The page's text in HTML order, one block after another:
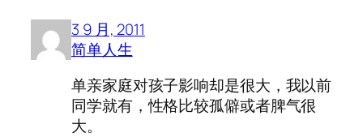
3 9 月, 2011
简单人生
单亲家庭对孩子影响却是很大，我以前
同学就有，性格比较孤僻或者脾气很
大。